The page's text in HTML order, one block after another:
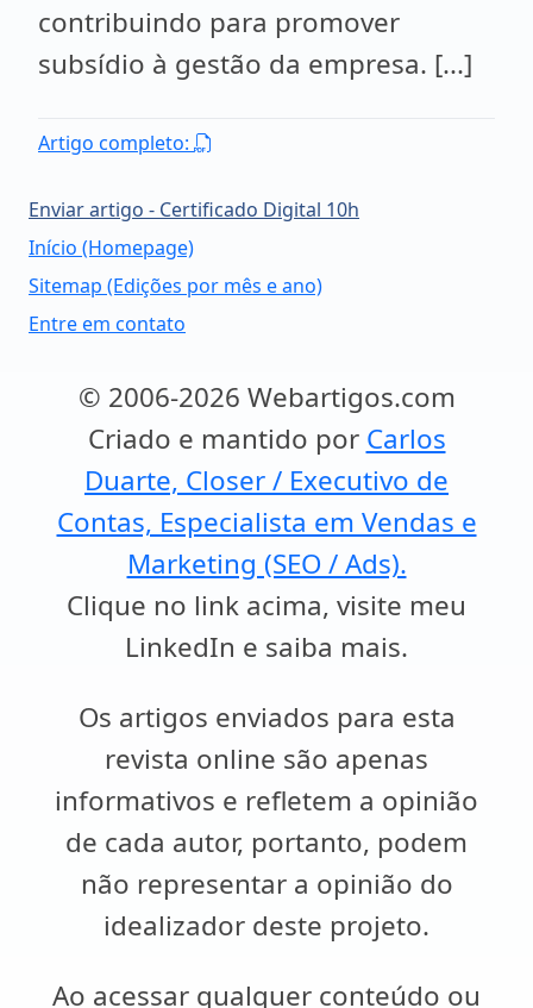
contribuindo para promover
subsídio à gestão da empresa. [...]
Artigo completo:
Enviar artigo - Certificado Digital 10h
Início (Homepage)
Sitemap (Edições por mês e ano)
Entre em contato
© 2006-2026 Webartigos.com
Criado e mantido por Carlos
Duarte, Closer / Executivo de
Contas, Especialista em Vendas e
Marketing (SEO / Ads).
Clique no link acima, visite meu
LinkedIn e saiba mais.
Os artigos enviados para esta
revista online são apenas
informativos e refletem a opinião
de cada autor, portanto, podem
não representar a opinião do
idealizador deste projeto.
Ao acessar qualquer conteúdo ou